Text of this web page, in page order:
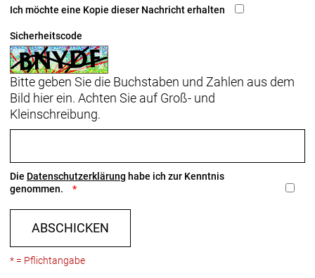
Ich möchte eine Kopie dieser Nachricht erhalten
Sicherheitscode
Bitte geben Sie die Buchstaben und Zahlen aus dem
Bild hier ein. Achten Sie auf Groß- und
Kleinschreibung.
Die Datenschutzerklärung habe ich zur Kenntnis
genommen.
ABSCHICKEN
* = Pflichtangabe